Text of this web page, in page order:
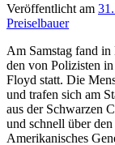
Veröffentlicht am
Preiselbauer
Am Samstag fand in
den von Polizisten
Floyd statt. Die
und trafen sich am
aus der Schwarzen
und schnell über
Amerikanisches